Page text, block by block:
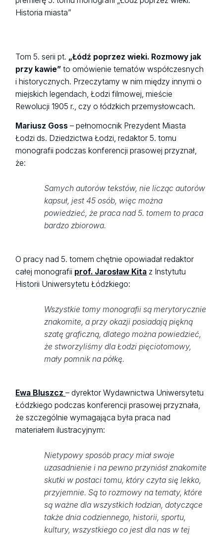
Historia miasta”
Tom 5. serii pt. „Łódź poprzez wieki. Rozmowy jak
przy kawie”to omówienie tematów współczesnych
i historycznych. Przeczytamy w nim między innymi o
miejskich legendach, Łodzi filmowej, mieście
Rewolucji 1905 r., czy o łódzkich przemysłowcach.
Mariusz Goss – pełnomocnik Prezydent Miasta
Łodzi ds. Dziedzictwa Łodzi, redaktor 5. tomu
monografii podczas konferencji prasowej przyznał,
że:
Samych autorów tekstów, nie licząc autorów
kapsuł, jest 45 osób, więc można
powiedzieć, że praca nad 5. tomem to praca
bardzo zbiorowa.
O pracy nad 5. tomem chętnie opowiadał redaktor
całej monografii prof. Jarosław Kita z Instytutu
Historii Uniwersytetu Łódzkiego:
Wszystkie tomy monografii są merytorycznie
znakomite, a przy okazji posiadają piękną
szatę graficzną, dlatego można powiedzieć,
że stworzyliśmy dla Łodzi pięciotomowy,
mały pomnik na półkę.
Ewa Bluszcz– dyrektor Wydawnictwa Uniwersytetu
Łódzkiego podczas konferencji prasowej przyznała,
że szczególnie wymagająca była praca nad
materiałem ilustracyjnym:
Nietypowy sposób pracy miał swoje
uzasadnienie i na pewno przyniósł znakomite
skutki w postaci tomu, który czyta się lekko,
przyjemnie. Są to rozmowy na tematy, które
są ważne dla wszystkich łodzian, dotyczące
także dnia codziennego, historii, sportu,
kultury, wszystkiego co jest dla nas w tej